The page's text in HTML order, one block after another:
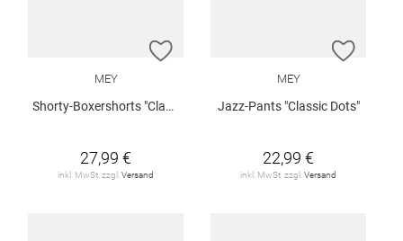
ZUR WUNSCHLISTE HINZUFÜGEN
MEY
Shorty-Boxershorts "Classic Dots"
27,99 €
inkl. MwSt. zzgl. Versand
ZUR
MEY
Jazz-Pants "Classic Dots"
22,99 €
inkl. MwSt. zzgl. Versand